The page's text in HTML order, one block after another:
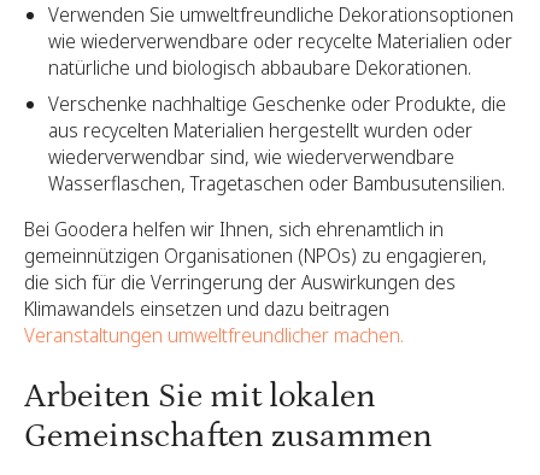
Verwenden Sie umweltfreundliche Dekorationsoptionen
wie wiederverwendbare oder recycelte Materialien oder
natürliche und biologisch abbaubare Dekorationen.
Verschenke nachhaltige Geschenke oder Produkte, die
aus recycelten Materialien hergestellt wurden oder
wiederverwendbar sind, wie wiederverwendbare
Wasserflaschen, Tragetaschen oder Bambusutensilien.
Bei Goodera helfen wir Ihnen, sich ehrenamtlich in
gemeinnützigen Organisationen (NPOs) zu engagieren,
die sich für die Verringerung der Auswirkungen des
Klimawandels einsetzen und dazu beitragen
Veranstaltungen umweltfreundlicher machen.
Arbeiten Sie mit lokalen
Gemeinschaften zusammen